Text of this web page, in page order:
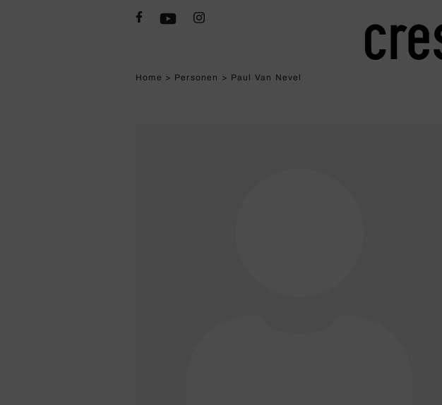
Home > Personen > Paul Van Nevel